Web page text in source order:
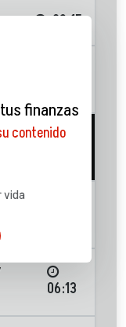
02:15
06:13
finanzas
contenido
vida